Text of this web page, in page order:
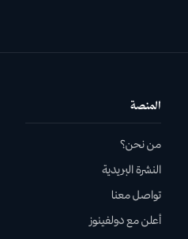
المنصة
من نحن؟
النشرة البريدية
تواصل معنا
أعلن مع دولفينوز